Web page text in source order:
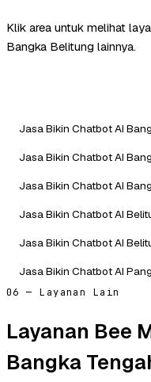
Klik area untuk melihat
Bangka Belitung lainnya.
Jasa Bikin Chatbot AI
Jasa Bikin Chatbot AI
Jasa Bikin Chatbot AI
Jasa Bikin Chatbot AI
Jasa Bikin Chatbot AI
Jasa Bikin Chatbot AI
06 — Layanan Lain
Layanan Bee
Bangka